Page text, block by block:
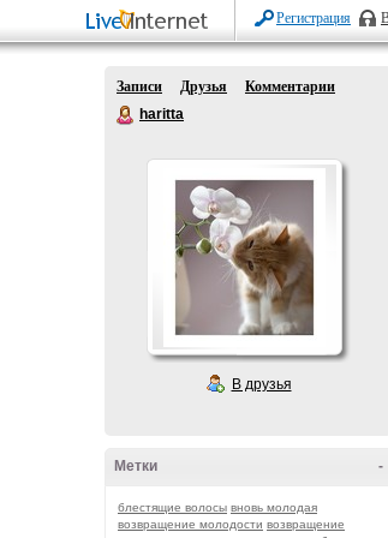
Регистрация
Записи Друзья
Комментарии
haritta
В друзья
-
Метки
блестящие волосы вновь молодая
возвращение молодости возвращение